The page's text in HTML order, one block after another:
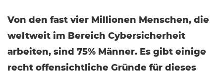
Von den fast vier Millionen Menschen, die
weltweit im Bereich Cybersicherheit
arbeiten, sind 75% Männer. Es gibt einige
recht offensichtliche Gründe für dieses